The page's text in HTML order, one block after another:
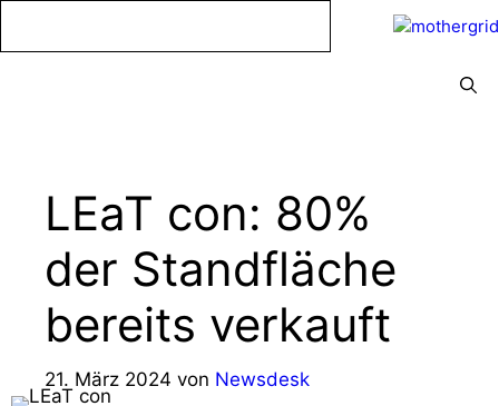
LEaT con: 80%
der Standfläche
bereits verkauft
21. März 2024 von Newsdesk